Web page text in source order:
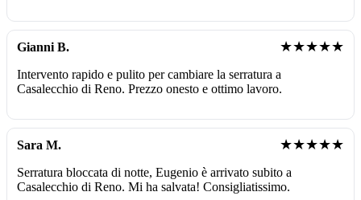
Gianni B. ★★★★★
Intervento rapido e pulito per cambiare la serratura a
Casalecchio di Reno. Prezzo onesto e ottimo lavoro.
Sara M. ★★★★★
Serratura bloccata di notte, Eugenio è arrivato subito a
Casalecchio di Reno. Mi ha salvata! Consigliatissimo.